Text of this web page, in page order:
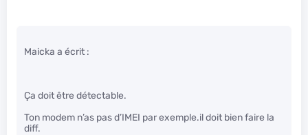
Maicka a écrit :
Ça doit être détectable.
Ton modem n’as pas d’IMEI par exemple.il doit bien faire la
diff.